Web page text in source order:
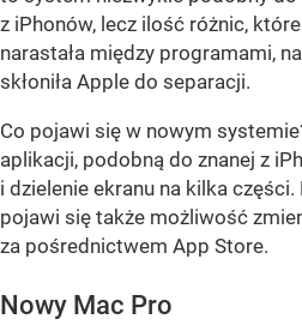
z iPhonów, lecz ilość różnic,
narastała między programami,
skłoniła Apple do separacji.
Co pojawi się w nowym
aplikacji, podobną do znanej z
i dzielenie ekranu na kilka
pojawi się także możliwość
za pośrednictwem App Store.
Nowy Mac Pro